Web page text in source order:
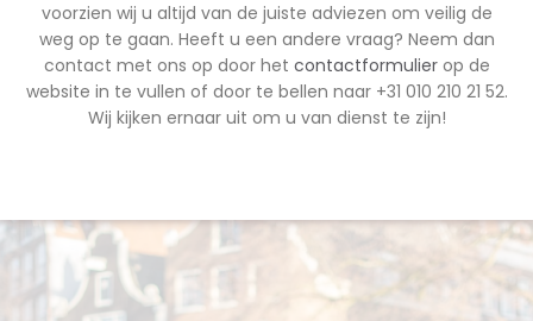
voorzien wij u altijd van de juiste adviezen om veilig de
weg op te gaan. Heeft u een andere vraag? Neem dan
contact met ons op door het contactformulierop de
website in te vullen of door te bellen naar +31 010 210 21 52.
Wij kijken ernaar uit om u van dienst te zijn!